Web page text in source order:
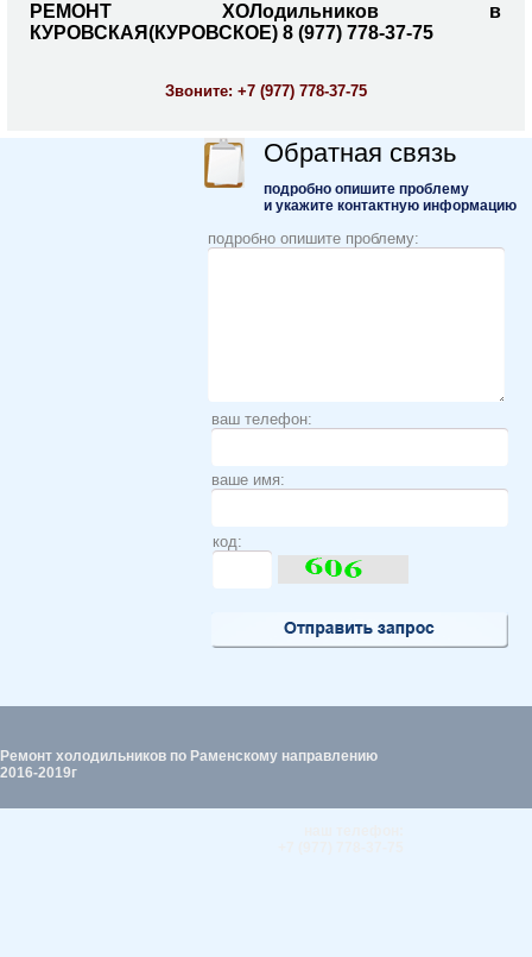
РЕМОНТ ХОЛодильников в
КУРОВСКАЯ(КУРОВСКОЕ) 8 (977) 778-37-75
Звоните: +7 (977) 778-37-75
Обратная связь
подробно опишите проблему
и укажите контактную информацию
подробно опишите проблему:
ваш телефон:
ваше имя:
код:
Ремонт холодильников по Раменскому направлению
2016-2019г